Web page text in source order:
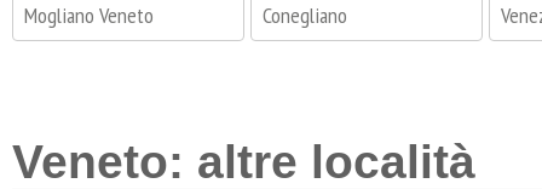
Mogliano Veneto Conegliano
Veneto: altre località